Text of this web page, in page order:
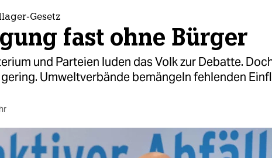
Gesetz
fast ohne Bürger
und Parteien luden das Volk zur Debatte.
Umweltverbände bemängeln fehlenden